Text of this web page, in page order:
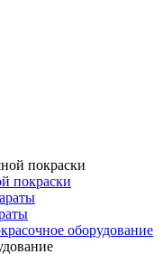
покраски
оборудование